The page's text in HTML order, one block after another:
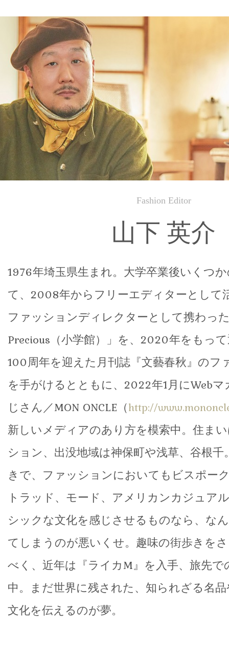
Fashion Editor
山下 英介
1976年埼玉県生まれ。大学卒業後いくつ
て、2008年からフリーエディターとして
ファッションディレクターとして携わった
Precious（小学館）」を、2020年をもっ
100周年を迎えた月刊誌『文藝春秋』のフ
を手がけるとともに、2022年1月にWeb
じさん／MON ONCLE（http://
新しいメディアのあり方を模索中。住ま
ション、出没地域は神保町や浅草、谷根
きで、ファッションにおいてもビスポー
トラッド、モード、アメリカンカジュア
シックな文化を感じさせるものなら、な
てしまうのが悪いくせ。趣味の街歩きを
べく、近年は『ライカM』を入手、旅先で
中。まだ世界に残された、知られざる名
文化を伝えるのが夢。